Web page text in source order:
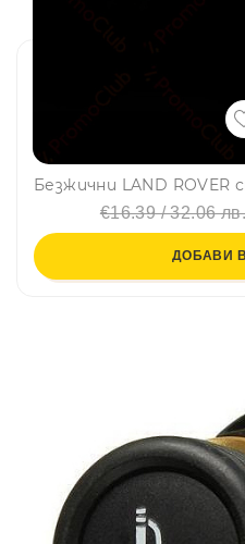
€16.39 / 32.06 лв.
ДОБАВИ